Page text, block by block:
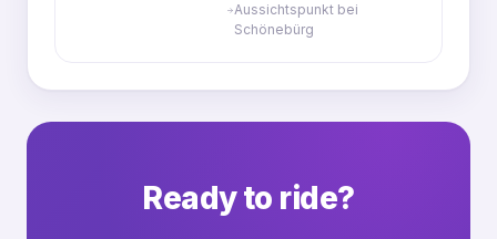
Aussichtspunkt bei
Schönebürg
Ready to ride?